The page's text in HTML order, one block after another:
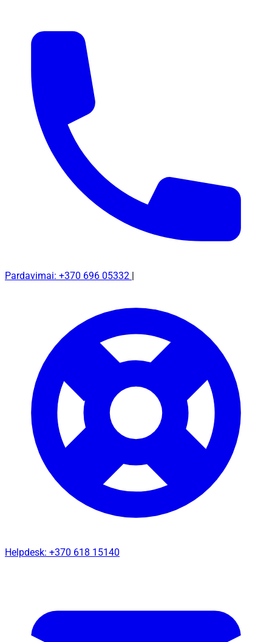
Pardavimai: +370 696 05332 |
Helpdesk: +370 618 15140